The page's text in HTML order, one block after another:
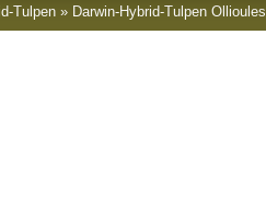
Tulpen » Darwin-Hybrid-Tulpen Ollioules